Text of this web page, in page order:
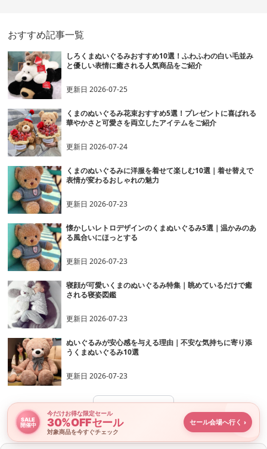
SALE
開催中
今だけお得な限定セール
30%OFFセール
対象商品を今すぐチェック
セール会場へ行く ›
おすすめ記事一覧
しろくまぬいぐるみおすすめ10選！ふわふわの白い毛並み
と優しい表情に癒される人気商品をご紹介
更新日2026-07-25
くまのぬいぐるみ花束おすすめ5選！プレゼントに喜ばれる
華やかさと可愛さを両立したアイテムをご紹介
更新日2026-07-24
くまのぬいぐるみに洋服を着せて楽しむ10選｜着せ替えで
表情が変わるおしゃれの魅力
更新日2026-07-23
懐かしいレトロデザインのくまぬいぐるみ5選｜温かみのあ
る風合いにほっとする
更新日2026-07-23
寝顔が可愛いくまのぬいぐるみ特集｜眺めているだけで癒
される寝姿図鑑
更新日2026-07-23
ぬいぐるみが安心感を与える理由｜不安な気持ちに寄り添
うくまぬいぐるみ10選
更新日2026-07-23